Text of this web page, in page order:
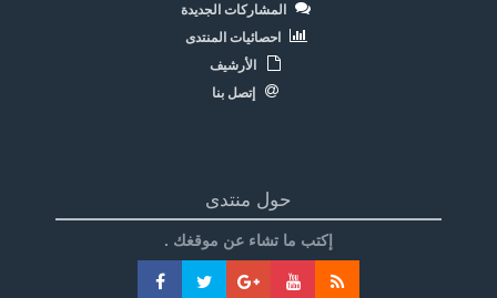
المشاركات الجديدة
احصائيات المنتدى
الأرشيف
إتصل بنا
حول منتدى
إكتب ما تشاء عن موقغك .